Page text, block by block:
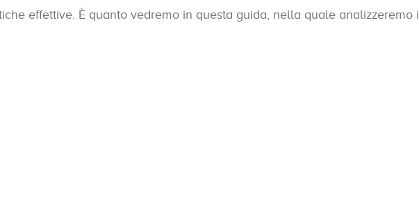
effettive. È quanto vedremo in questa guida, nella quale analizzeremo i